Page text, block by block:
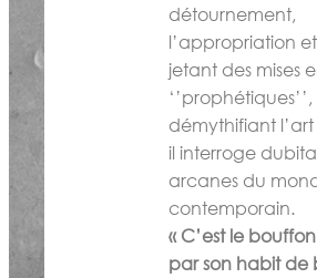
détournement,
l’appropriation
jetant des mises
‘’prophétiques’’,
démythifiant
il interroge
arcanes du
contemporain.
« C’est le
par son habit de